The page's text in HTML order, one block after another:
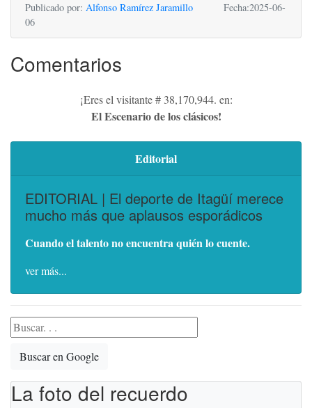
Publicado por: Alfonso Ramírez Jaramillo Fecha:2025-06-
06
Comentarios
¡Eres el visitante # 38,170,944. en:
El Escenario de los clásicos!
Editorial
EDITORIAL | El deporte de Itagüí merece
mucho más que aplausos esporádicos
Cuando el talento no encuentra quién lo cuente.
ver más...
Buscar en Google
La foto del recuerdo